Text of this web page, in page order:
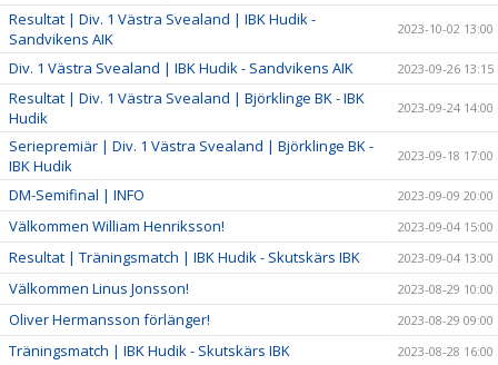
Resultat | Div. 1 Västra Svealand | IBK Hudik -
Sandvikens AIK
2023-10-02 13:00
Div. 1 Västra Svealand | IBK Hudik - Sandvikens AIK 2023-09-26 13:15
Resultat | Div. 1 Västra Svealand | Björklinge BK - IBK
Hudik
2023-09-24 14:00
Seriepremiär | Div. 1 Västra Svealand | Björklinge BK -
IBK Hudik
2023-09-18 17:00
DM-Semifinal | INFO 2023-09-09 20:00
Välkommen William Henriksson! 2023-09-04 15:00
Resultat | Träningsmatch | IBK Hudik - Skutskärs IBK 2023-09-04 13:00
Välkommen Linus Jonsson! 2023-08-29 10:00
Oliver Hermansson förlänger! 2023-08-29 09:00
Träningsmatch | IBK Hudik - Skutskärs IBK 2023-08-28 16:00